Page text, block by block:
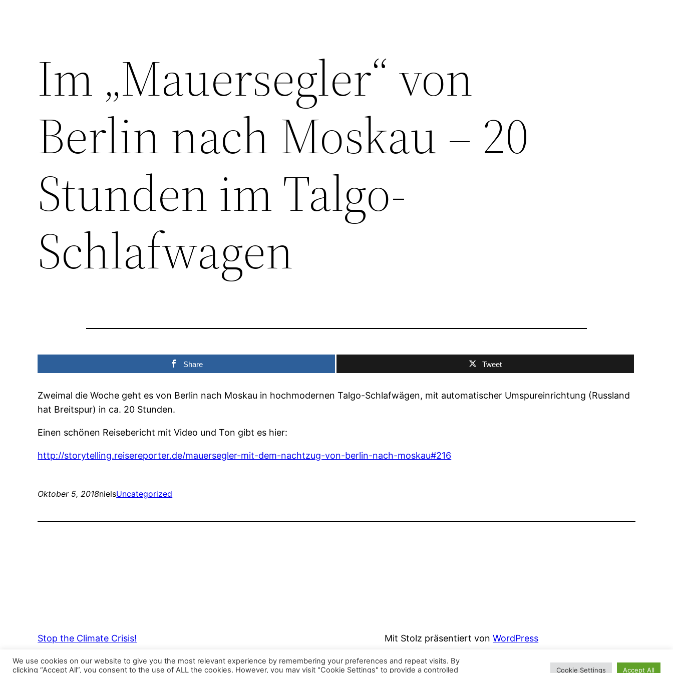
Im „Mauersegler“ von
Berlin nach Moskau – 20
Stunden im Talgo-
Schlafwagen
Share Tweet
Zweimal die Woche geht es von Berlin nach Moskau in hochmodernen Talgo-Schlafwägen, mit automatischer Umspureinrichtung (Russland
hat Breitspur) in ca. 20 Stunden.
Einen schönen Reisebericht mit Video und Ton gibt es hier:
http://storytelling.reisereporter.de/mauersegler-mit-dem-nachtzug-von-berlin-nach-moskau#216
Oktober 5, 2018nielsUncategorized
Stop the Climate Crisis! Mit Stolz präsentiert vonWordPress
We use cookies on our website to give you the most relevant experience by remembering your preferences and repeat visits. By
clicking “Accept All”, you consent to the use of ALL the cookies. However, you may visit "Cookie Settings" to provide a controlled
Cookie Settings Accept All